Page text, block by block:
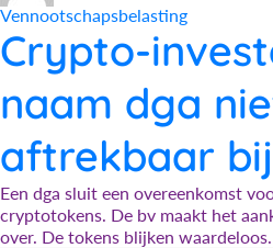
Vennootschapsbelasting
Crypto-
naam dga
aftrekbaar
Een dga sluit een overeenkomst
cryptotokens. De bv maakt het
over. De tokens blijken waardeloos.